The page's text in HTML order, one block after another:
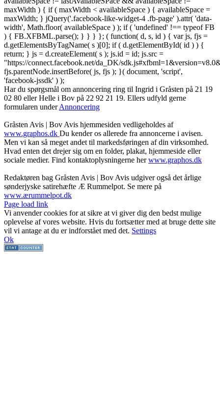
maxWidth ) { if ( maxWidth < availableSpace ) { availableSpace =
maxWidth; } jQuery('.facebook-like-widget-4 .fb-page' ).attr( 'data-
width', Math.floor( availableSpace ) ); if ( 'undefined' !== typeof FB
) { FB.XFBML.parse(); } } } }; ( function( d, s, id ) { var js, fjs =
d.getElementsByTagName( s )[0]; if ( d.getElementById( id ) ) {
return; } js = d.createElement( s ); js.id = id; js.src =
"https://connect.facebook.net/da_DK/
fjs.parentNode.insertBefore( js, fjs ); }( document, 'script',
'facebook-jssdk' ) );
Har du spørgsmål om annoncering ring til Ingrid i Gråsten på 21 19
02 80 ‬eller Helle i Bov på 22 92 21 19‬. Ellers udfyld gerne
formularen underAnnoncering
Gråsten Avis | Bov Avis hjemmesiden vedligeholdes af
www.graphos.dk Du kender os allerede fra annoncerne i avisen.
Men vi kan så meget andet til markedsføringen af din virksomhed.
Hvad enten det drejer sig om en folder, plakat, hjemmeside eller
sociale medier. Find kontaktoplysningerne herwww.graphos.dk
Redaktøren bag Gråsten Avis | Bov Avis udgiver også det årlige
sønderjyske satirehæfte Æ Rummelpot. Se mere på
www.ærummelpot.dk
Facebook
Facebook
Facebook
Facebook
Instagram
Instagram
Instagram
LinkedIn
Page load link
Vi anvender cookies for at sikre at vi giver dig den bedst mulige
oplevelse af vores website. Hvis du fortsætter med at bruge dette site
vil vi antage at du er indforstået med det. Settings
Ok
Go